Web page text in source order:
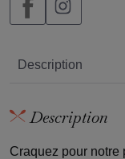
Description
Description
Craquez pour notre